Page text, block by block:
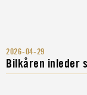
2026-04-29
Bilkåren inleder